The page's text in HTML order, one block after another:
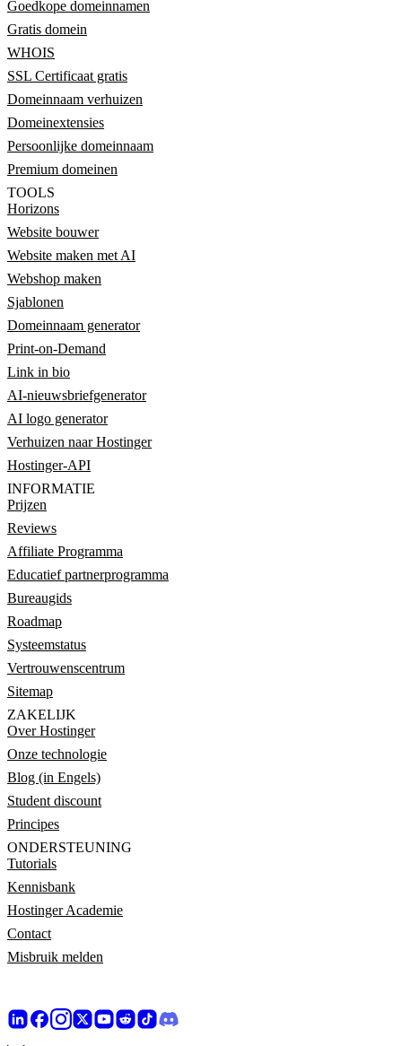
Goedkope domeinnamen
Gratis domein
WHOIS
SSL Certificaat gratis
Domeinnaam verhuizen
Domeinextensies
Persoonlijke domeinnaam
Premium domeinen
TOOLS
Horizons
Website bouwer
Website maken met AI
Webshop maken
Sjablonen
Domeinnaam generator
Print-on-Demand
Link in bio
AI-nieuwsbriefgenerator
AI logo generator
Verhuizen naar Hostinger
Hostinger-API
INFORMATIE
Prijzen
Reviews
Affiliate Programma
Educatief partnerprogramma
Bureaugids
Roadmap
Systeemstatus
Vertrouwenscentrum
Sitemap
ZAKELIJK
Over Hostinger
Onze technologie
Blog (in Engels)
Student discount
Principes
ONDERSTEUNING
Tutorials
Kennisbank
Hostinger Academie
Contact
Misbruik melden